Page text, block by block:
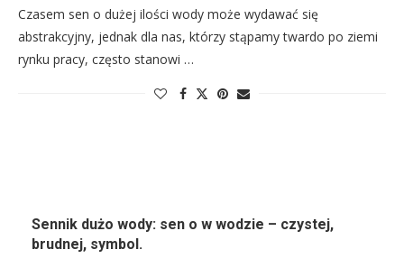
Czasem sen o dużej ilości wody może wydawać się
abstrakcyjny, jednak dla nas, którzy stąpamy twardo po ziemi
rynku pracy, często stanowi …
Sennik dużo wody: sen o w wodzie – czystej,
brudnej, symbol.